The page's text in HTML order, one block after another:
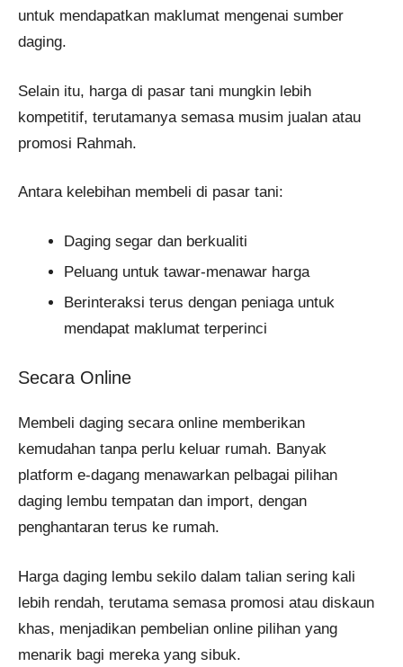
untuk mendapatkan maklumat mengenai sumber
daging.
Selain itu, harga di pasar tani mungkin lebih
kompetitif, terutamanya semasa musim jualan atau
promosi Rahmah.
Antara kelebihan membeli di pasar tani:
Daging segar dan berkualiti
Peluang untuk tawar-menawar harga
Berinteraksi terus dengan peniaga untuk
mendapat maklumat terperinci
Secara Online
Membeli daging secara online memberikan
kemudahan tanpa perlu keluar rumah. Banyak
platform e-dagang menawarkan pelbagai pilihan
daging lembu tempatan dan import, dengan
penghantaran terus ke rumah.
Harga daging lembu sekilo dalam talian sering kali
lebih rendah, terutama semasa promosi atau diskaun
khas, menjadikan pembelian online pilihan yang
menarik bagi mereka yang sibuk.